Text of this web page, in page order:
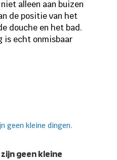
alleen aan buizen
de positie van het
douche en het bad.
is echt onmisbaar
geen kleine